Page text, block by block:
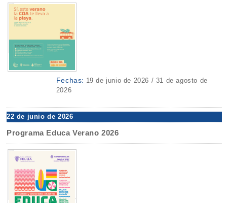
Fechas: 19 de junio de 2026 / 31 de agosto de
2026
22 de junio de 2026
Programa Educa Verano 2026